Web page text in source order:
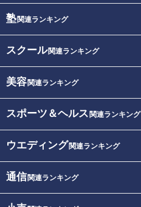
塾関連ランキング
スクール関連ランキング
美容関連ランキング
スポーツ＆ヘルス 関連ランキング
ウエディング関連ランキング
通信関連ランキング